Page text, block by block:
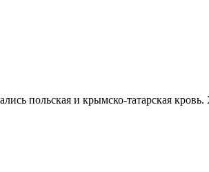
польская и крымско-татарская